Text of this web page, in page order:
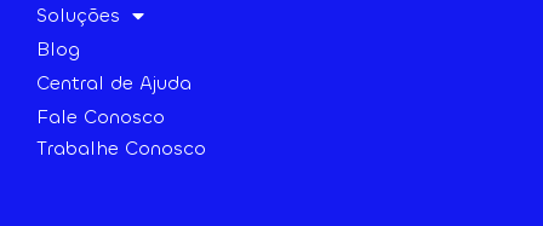
Soluções
Blog
Central de Ajuda
Fale Conosco
Trabalhe Conosco